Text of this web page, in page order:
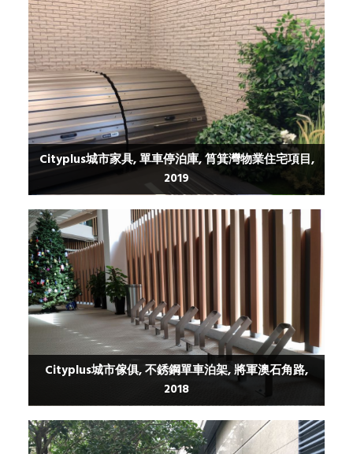
Cityplus城市家具, 單車停泊庫, 筲箕灣物業住宅項目,
2019
Cityplus城市傢俱, 不銹鋼單車泊架, 將軍澳石角路,
2018